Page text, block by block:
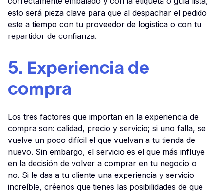
esto será pieza clave para que al despachar el pedido
este a tiempo con tu proveedor de logística o con tu
repartidor de confianza.
5. Experiencia de
compra
Los tres factores que importan en la experiencia de
compra son: calidad, precio y servicio; si uno falla, se
vuelve un poco difícil el que vuelvan a tu tienda de
nuevo. Sin embargo, el servicio es el que más influye
en la decisión de volver a comprar en tu negocio o
no. Si le das a tu cliente una experiencia y servicio
increíble, créenos que tienes las posibilidades de que